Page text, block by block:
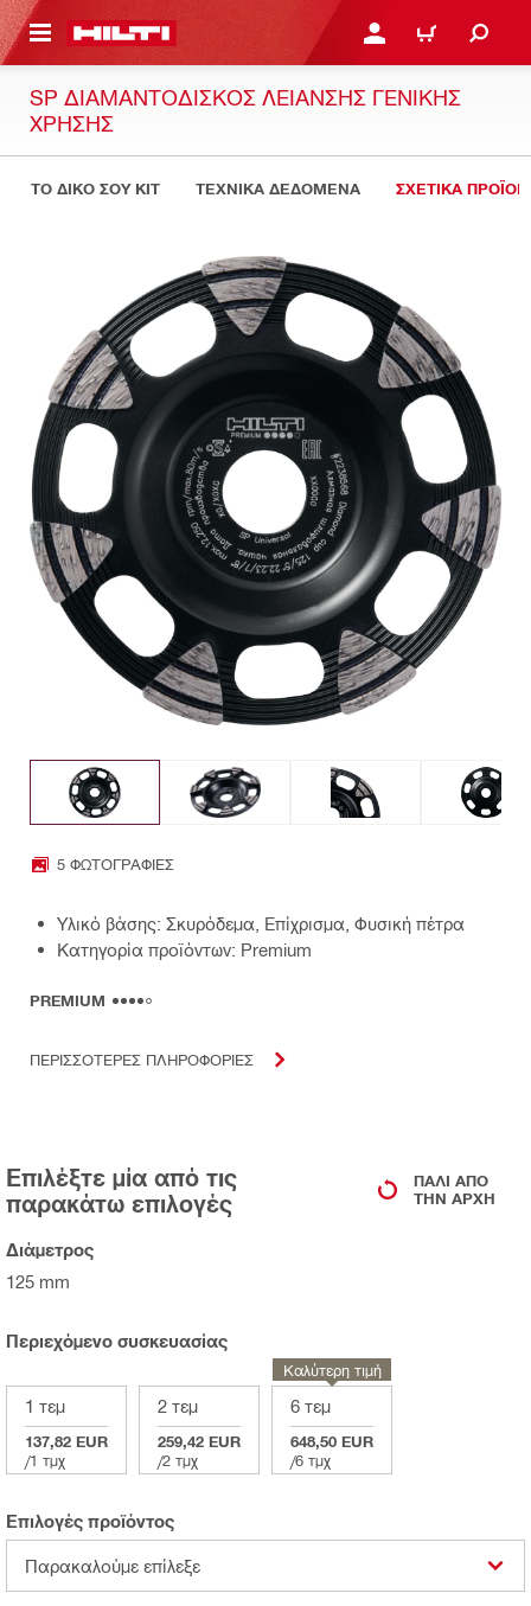
ΕΛΕΓΞΕΙΣ ΤΟ ΠΑΚΕΤΟ ΠΟΥ ΕΧΕΙΣ ΦΤΙΑΞΕΙ ΚΆΝΕ ΣΎΝΔΕΣΗ Ή
ΚΑΛΆΘΙ
SP ΔΙΑΜΑΝΤΌΔΙΣΚΟΣ ΛΕΊΑΝΣΗΣ ΓΕΝΙΚΉΣ
ΧΡΉΣΗΣ
ΤΟ ΔΙΚΟ ΣΟΥ KIT ΤΕΧΝΙΚΑ ΔΕΔΟΜΕΝΑ ΣΧΕΤΙΚΑ
5 ΦΩΤΟΓΡΑΦΊΕΣ
Υλικό βάσης: Σκυρόδεμα, Επίχρισμα, Φυσική πέτρα
Κατηγορία προϊόντων: Premium
PREMIUM
ΠΕΡΙΣΣΟΤΕΡΕΣ ΠΛΗΡΟΦΟΡΙΕΣ
Επιλέξτε μία από τις
παρακάτω επιλογές
ΠΆΛΙ ΑΠΌ
ΤΗΝ ΑΡΧΉ
Διάμετρος
125 mm
Περιεχόμενο συσκευασίας
1 τεμ
137,82 EUR
/1 τμχ
2 τεμ
259,42 EUR
/2 τμχ
6 τεμ
648,50 EUR
/6 τμχ
Καλύτερη τιμή
Επιλογές προϊόντος
Παρακαλούμε επίλεξε